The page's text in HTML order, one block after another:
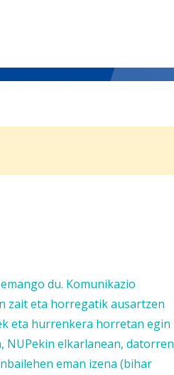
du. Komunikazio
zait eta horregatik ausartzen
eta hurrenkera horretan egin
NUPekin elkarlanean, datorren
eman izena (bihar